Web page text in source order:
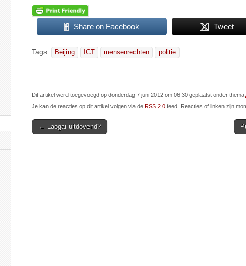
Share on Facebook Tweet
Tags: Beijing ICT mensenrechten politie
Dit artikel werd toegevoegd op donderdag 7 juni 2012 om 06:30 geplaatst onder thema
Je kan de reacties op dit artikel volgen via de RSS 2.0 feed. Reacties of linken zijn
Post
← Laogai uitdovend?